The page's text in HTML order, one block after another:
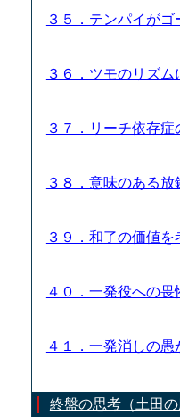
３５．テンパイが
３６．ツモのリズ
３７．リーチ依存
３８．意味のある
３９．和了の価値
４０．一発役への
４１．一発消しの
終盤の思考（土田の